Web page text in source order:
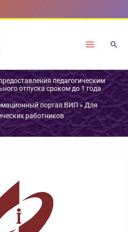
педагогическим
отпуска сроком до 1 года
портал ВИП» Для
работников